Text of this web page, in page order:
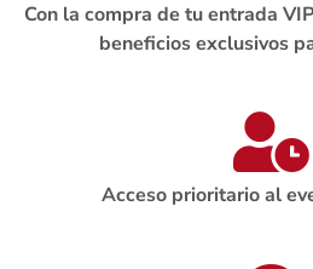
Con la compra de tu entrada
beneficios exclusivos
Acceso prioritario al